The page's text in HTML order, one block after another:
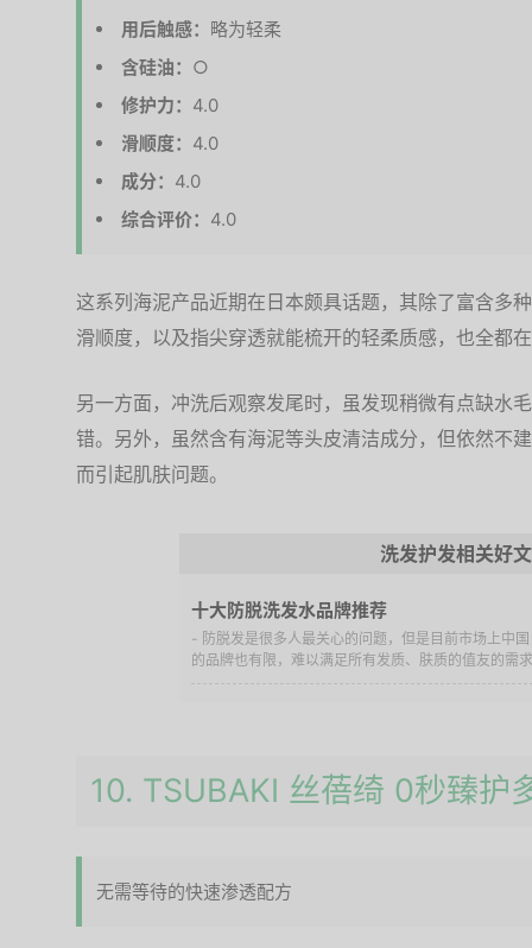
用后触感： 略为轻柔
含硅油： ○
修护力： 4.0
滑顺度： 4.0
成分： 4.0
综合评价： 4.0
这系列海泥产品近期在日本颇具话题，其除了富含多
滑顺度，以及指尖穿透就能梳开的轻柔质感，也全都
另一方面，冲洗后观察发尾时，虽发现稍微有点缺水
错。另外，虽然含有海泥等头皮清洁成分，但依然不
而引起肌肤问题。
洗发护发相关好
十大防脱洗发水品牌推荐
- 防脱发是很多人最关心的问题，但是目前市场上中
的品牌也有限，难以满足所有发质、肤质的值友的需
10. TSUBAKI 丝蓓绮 0秒臻护
无需等待的快速渗透配方